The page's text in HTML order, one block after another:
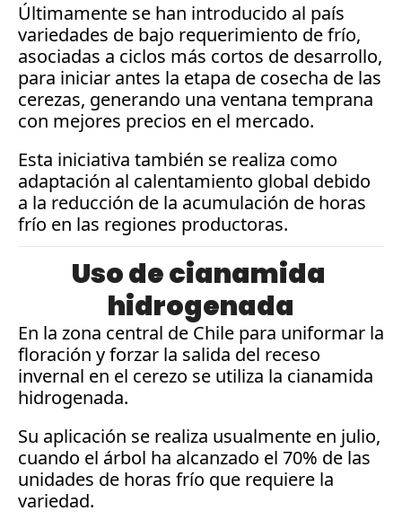
Últimamente se han introducido al país
variedades de bajo requerimiento de frío,
asociadas a ciclos más cortos de desarrollo,
para iniciar antes la etapa de cosecha de las
cerezas, generando una ventana temprana
con mejores precios en el mercado.
Esta iniciativa también se realiza como
adaptación al calentamiento global debido
a la reducción de la acumulación de horas
frío en las regiones productoras.
Uso de cianamida
hidrogenada
En la zona central de Chile para uniformar la
floración y forzar la salida del receso
invernal en el cerezo se utiliza la cianamida
hidrogenada.
Su aplicación se realiza usualmente en julio,
cuando el árbol ha alcanzado el 70% de las
unidades de horas frío que requiere la
variedad.